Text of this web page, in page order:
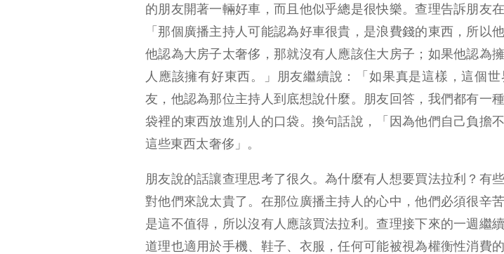
的朋友開著一輛好車，而且他似乎總是很快樂。查理告訴朋友
「那個廣播主持人可能認為好車很貴，是浪費錢的東西，所以
他認為大房子太奢侈，那就沒有人應該住大房子；如果他認為
人應該擁有好東西。」朋友繼續說：「如果真是這樣，這個
友，他認為那位主持人到底想說什麼。朋友回答，我們都有一
袋裡的東西放進別人的口袋。換句話說，「因為他們自己負擔
這些東西太奢侈」。
朋友說的話讓查理思考了很久。為什麼有人想要買法拉利？有
對他們來說太貴了。在那位廣播主持人的心中，他們必須很辛
是這不值得，所以沒有人應該買法拉利。查理接下來的一週繼
道理也適用於手機、鞋子、衣服，任何可能被視為權衡性消費